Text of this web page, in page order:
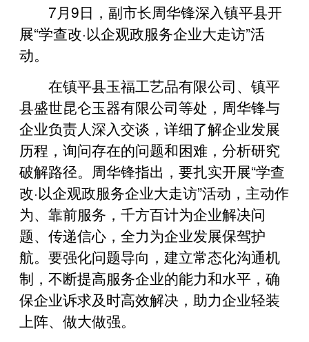
7月9日，副市长周华锋深入镇平县开
展“学查改·以企观政服务企业大走访”活
动。
在镇平县玉福工艺品有限公司、镇平
县盛世昆仑玉器有限公司等处，周华锋与
企业负责人深入交谈，详细了解企业发展
历程，询问存在的问题和困难，分析研究
破解路径。周华锋指出，要扎实开展“学查
改·以企观政服务企业大走访”活动，主动作
为、靠前服务，千方百计为企业解决问
题、传递信心，全力为企业发展保驾护
航。要强化问题导向，建立常态化沟通机
制，不断提高服务企业的能力和水平，确
保企业诉求及时高效解决，助力企业轻装
上阵、做大做强。